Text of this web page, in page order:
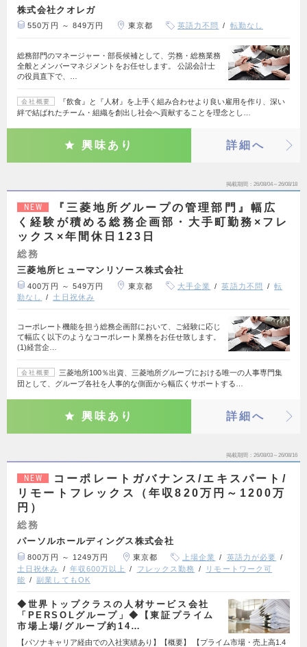
株式会社クオレガ
550万円 ～ 849万円 東京都 英語力不問 転勤なし
総務部門のマネージャー・部長候補として、労務・総務業務
全般とメンバーマネジメントをお任せします。 公認会計士
の役員直下で、…
会社概要
『飲食』と『人材』を上手く組み合わせより良い雇用を作り、深い
絆で結ばれたチーム・組織を創出し社会へ貢献することを理念とし…
興味あり 詳細へ
掲載期間 26/08/04～26/08/18
NEW
『三菱地所グループの管理部門』幅広
く経験が積める総務企画部・大手町勤務×フレ
ックス×年間休日123日
総務
三菱地所ヒューマンリソース株式会社
400万円 ～ 549万円 東京都 大手企業 英語力不問
転
勤なし
土日祝休み
コーポレート機能を担う総務企画部において、ご経験に応じ
て幅広く以下のようなコーポレート業務をお任せ致します。
(1)経営企…
会社概要
三菱地所100％出資、三菱地所グループにおける唯一の人事専門集
団として、グループ各社を人事的な側面から幅広くサポートする…
興味あり 詳細へ
掲載期間 26/08/03～26/08/16
NEW
コーポレートガバナンス/エキスパート/
リモートフレックス（年収820万円～1200万
円）
総務
パーソルホールディングス株式会社
800万円 ～ 1249万円 東京都 上場企業
英語力が必要
土日祝休み
年収600万以上 フレックス勤務
リモートワーク可
能
副業してもOK
◆世界トップクラスの人材サービス会社
「PERSOLグループ」◆【東証プライム
市場上場/グループ約14…
【パソナキャリア経由での入社実績あり】【概要】 【プライム市場・売上高1.4